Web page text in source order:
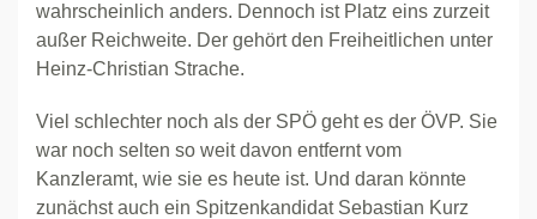
wahrscheinlich anders. Dennoch ist Platz eins zurzeit
außer Reichweite. Der gehört den Freiheitlichen unter
Heinz-Christian Strache.
Viel schlechter noch als der SPÖ geht es der ÖVP. Sie
war noch selten so weit davon entfernt vom
Kanzleramt, wie sie es heute ist. Und daran könnte
zunächst auch ein Spitzenkandidat Sebastian Kurz